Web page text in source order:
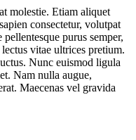
molestie. Etiam aliquet
consectetur, volutpat
purus semper,
vitae ultrices pretium.
Nunc euismod ligula
Nam nulla augue,
Maecenas vel gravida